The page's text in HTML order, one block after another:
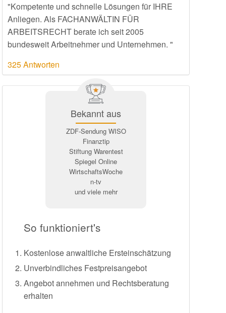
"Kompetente und schnelle Lösungen für IHRE
Anliegen. Als FACHANWÄLTIN FÜR
ARBEITSRECHT berate ich seit 2005
bundesweit Arbeitnehmer und Unternehmen. "
325 Antworten
Bekannt aus
ZDF-Sendung WISO
Finanztip
Stiftung Warentest
Spiegel Online
WirtschaftsWoche
n-tv
und viele mehr
So funktioniert's
Kostenlose anwaltliche Ersteinschätzung
Unverbindliches Festpreisangebot
Angebot annehmen und Rechtsberatung
erhalten